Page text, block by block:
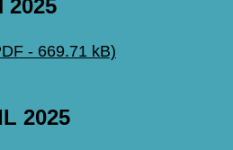
2025
- 669.71 kB)
2025